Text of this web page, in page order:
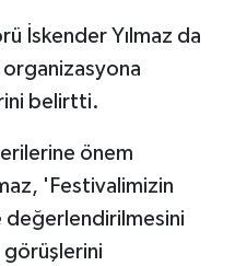
İskender Yılmaz da
belirtti.
önem
'Festivalimizin
değerlendirilmesini
görüşlerini